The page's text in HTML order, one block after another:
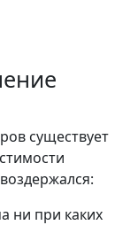
существует
ни при каких